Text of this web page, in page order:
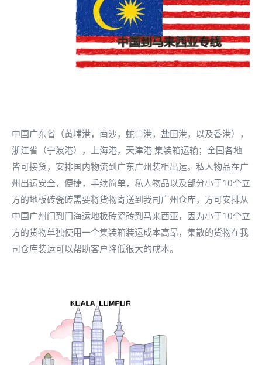
中国广东省（黄埔港，南沙，蛇口港，盐田港，以及香港），
浙江省（宁波港），上海港，天津港 集装箱运输；全国各地
皆可接货，安排国内物流到广东广州装柜出运。私人物品在广
州出运安全，便捷，手续简单，私人物品以及部分小于10个立
方的地板砖瓷砖需要将货物寄送到我司广州仓库，方可安排从
中国广州门到门海运地板砖瓷砖到马来西亚，因为小于10个立
方的货物单独使用一个集装箱装运成本高昂，集散的货物在我
司仓库装运可以帮助客户降低很大的成本。